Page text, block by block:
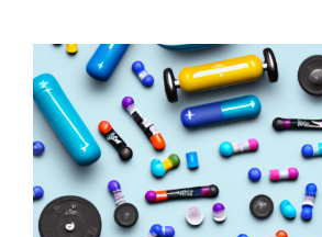
Zeige
grösseres
Bild